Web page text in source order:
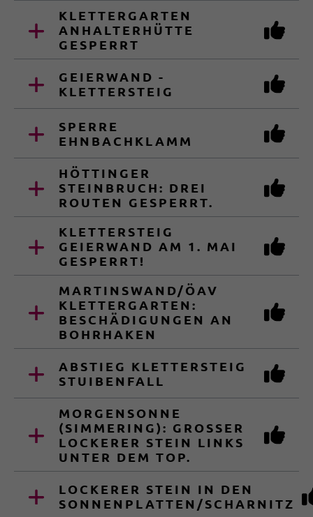
KLETTERGARTEN
ANHALTERHÜTTE
GESPERRT
GEIERWAND -
KLETTERSTEIG
SPERRE
EHNBACHKLAMM
HÖTTINGER
STEINBRUCH: DREI
ROUTEN GESPERRT.
KLETTERSTEIG
GEIERWAND AM 1. MAI
GESPERRT!
MARTINSWAND/ÖAV
KLETTERGARTEN:
BESCHÄDIGUNGEN AN
BOHRHAKEN
ABSTIEG KLETTERSTEIG
STUIBENFALL
MORGENSONNE
(SIMMERING): GROSSER L
OCKERER STEIN LINKS U
NTER DEM TOP.
LOCKERER STEIN IN DEN
SONNENPLATTEN/SCHARNITZ